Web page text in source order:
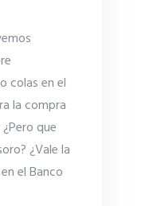
colas en el
la compra
que
¿Vale la
el Banco